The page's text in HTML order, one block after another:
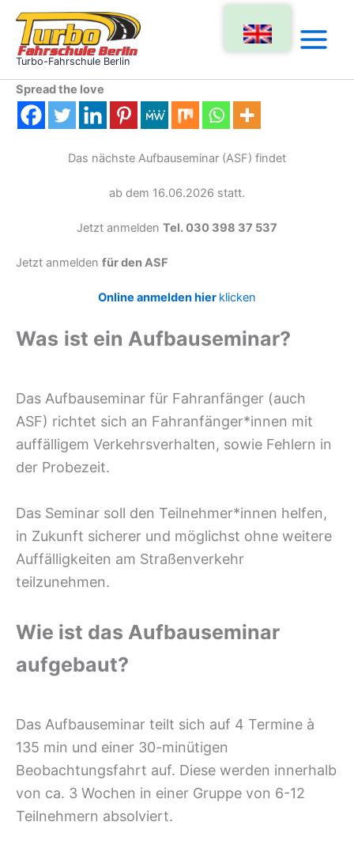
Zum
Inhalt
springen
Turbo-Fahrschule Berlin
Spread the love
Das nächste Aufbauseminar (ASF) findet
ab dem 16.06.2026 statt.
Jetzt anmelden Tel. 030 398 37 537
Jetzt anmelden für den ASF
Online anmelden hier klicken
Was ist ein Aufbauseminar?
Das Aufbauseminar für Fahranfänger (auch
ASF) richtet sich an Fahranfänger*innen mit
auffälligem Verkehrsverhalten, sowie Fehlern in
der Probezeit.
Das Seminar soll den Teilnehmer*innen helfen,
in Zukunft sicherer und möglichst ohne weitere
Auffälligkeiten am Straßenverkehr
teilzunehmen.
Wie ist das Aufbauseminar
aufgebaut?
Das Aufbauseminar teilt sich auf 4 Termine à
135 min und einer 30-minütigen
Beobachtungsfahrt auf. Diese werden innerhalb
von ca. 3 Wochen in einer Gruppe von 6-12
Teilnehmern absolviert.